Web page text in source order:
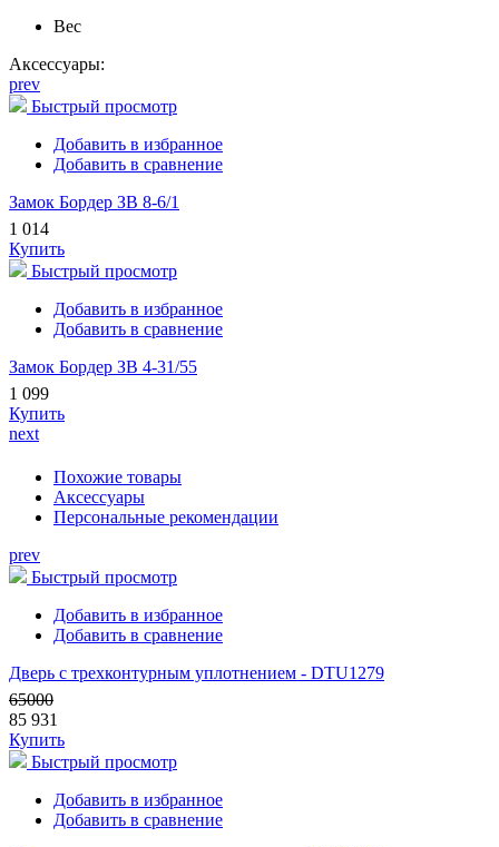
Вес
Аксессуары:
prev
Быстрый просмотр
Добавить в избранное
Добавить в сравнение
Замок Бордер ЗВ 8-6/1
1 014
Купить
Быстрый просмотр
Добавить в избранное
Добавить в сравнение
Замок Бордер ЗВ 4-31/55
1 099
Купить
next
Похожие товары
Аксессуары
Персональные рекомендации
prev
Быстрый просмотр
Добавить в избранное
Добавить в сравнение
Дверь с трехконтурным уплотнением - DTU1279
65000
85 931
Купить
Быстрый просмотр
Добавить в избранное
Добавить в сравнение